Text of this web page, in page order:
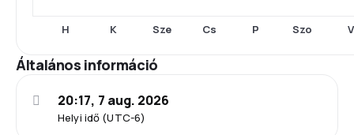
H K Sze Cs P Szo V
Általános információ
Helyi idő (UTC-6)
20:17, 7 aug. 2026